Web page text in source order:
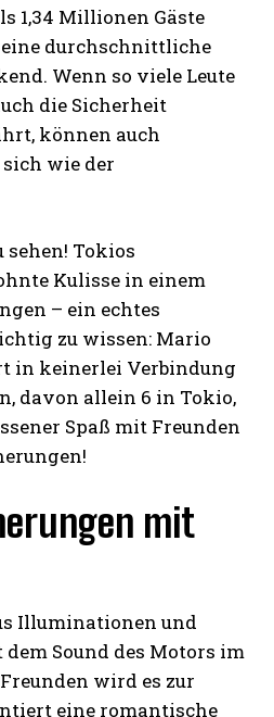
1,34 Millionen Gäste
eine durchschnittliche
Wenn so viele Leute
die Sicherheit
können auch
wie der
sehen! Tokios
Kulisse in einem
– ein echtes
zu wissen: Mario
in keinerlei Verbindung
davon allein 6 in Tokio,
Spaß mit Freunden
mit
Illuminationen und
Sound des Motors im
wird es zur
eine romantische